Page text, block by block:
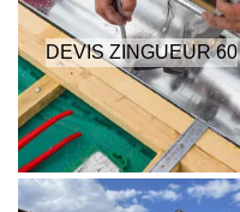
DEVIS ZINGUEUR 60